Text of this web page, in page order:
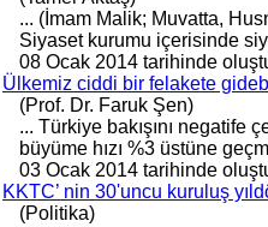
... (İmam Malik; Muvatta,
Siyaset kurumu içerisinde
08 Ocak 2014 tarihinde
Ülkemiz ciddi bir felakete
(Prof. Dr. Faruk Şen)
... Türkiye bakışını negatife
büyüme hızı %3 üstüne
03 Ocak 2014 tarihinde
KKTC’ nin 30'uncu kuruluş
(Politika)